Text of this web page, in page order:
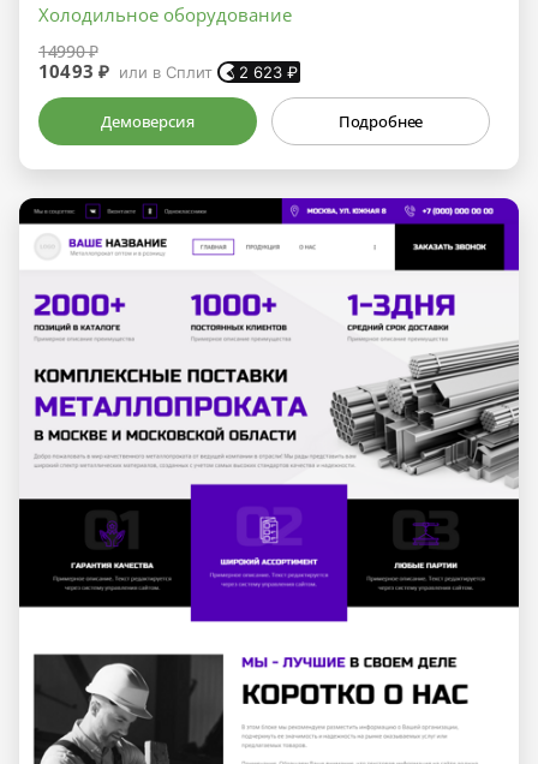
Холодильное оборудование
14990 ₽
10493 ₽ или в Сплит 2 623 ₽
Демоверсия Подробнее